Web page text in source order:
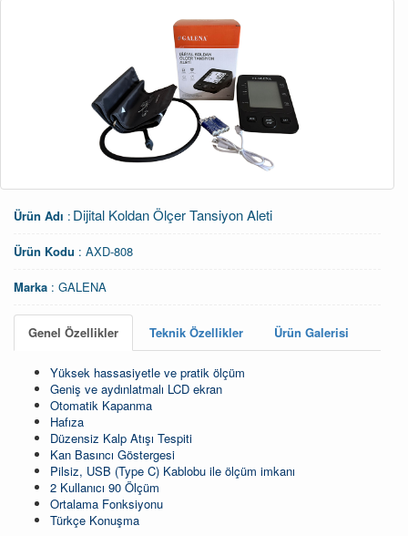
Ürün Adı : Dijital Koldan Ölçer Tansiyon Aleti
Ürün Kodu : AXD-808
Marka : GALENA
Genel Özellikler Teknik Özellikler Ürün Galerisi
Yüksek hassasiyetle ve pratik ölçüm
Geniş ve aydınlatmalı LCD ekran
Otomatik Kapanma
Hafıza
Düzensiz Kalp Atışı Tespiti
Kan Basıncı Göstergesi
Pilsiz, USB (Type C) Kablobu ile ölçüm imkanı
2 Kullanıcı 90 Ölçüm
Ortalama Fonksiyonu
Türkçe Konuşma